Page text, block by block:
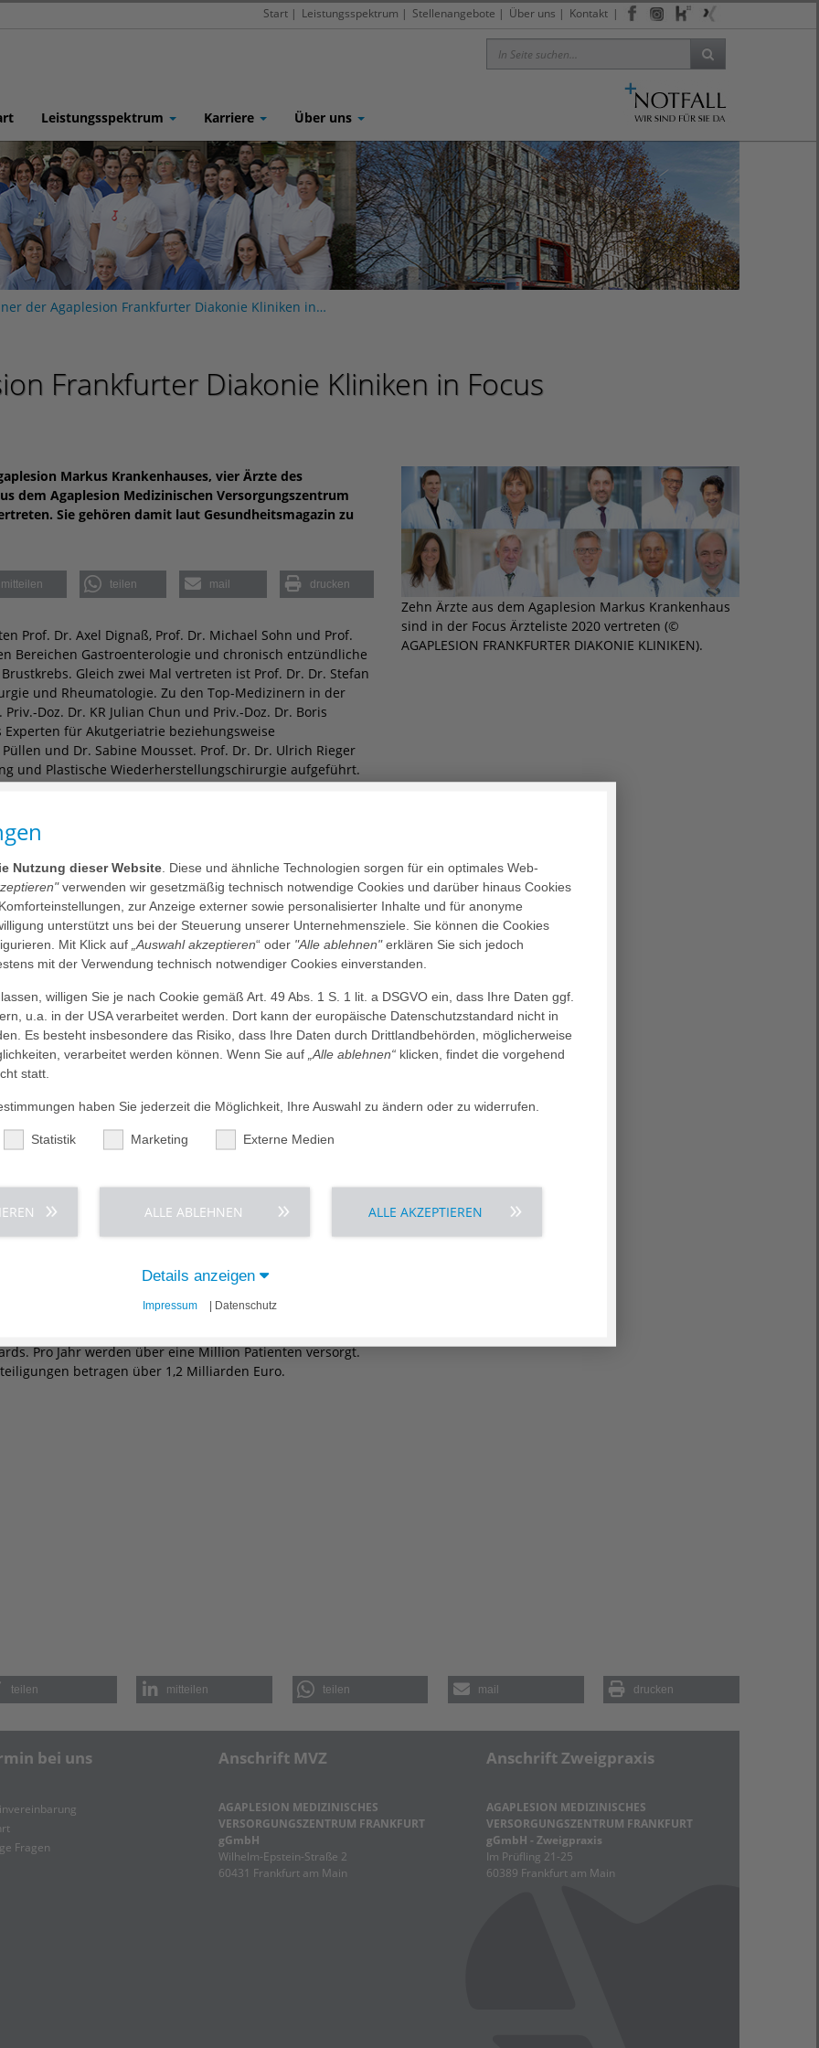
|
Start | Leistungsspektrum | Stellenangebote | Über uns | Kontakt
Leistungsspektrum Karriere Über uns
der Agaplesion Frankfurter Diakonie Kliniken in…
Frankfurter Diakonie Kliniken in Focus
Markus Krankenhauses, vier Ärzte des
dem Agaplesion Medizinischen Versorgungszentrum
Sie gehören damit laut Gesundheitsmagazin zu
mitteilen teilen mail drucken
Prof. Dr. Axel Dignaß, Prof. Dr. Michael Sohn und Prof.
Bereichen Gastroenterologie und chronisch entzündliche
Gleich zwei Mal vertreten ist Prof. Dr. Dr. Stefan
und Rheumatologie. Zu den Top-Medizinern in der
Doz. Dr. KR Julian Chun und Priv.-Doz. Dr. Boris
für Akutgeriatrie beziehungsweise
und Dr. Sabine Mousset. Prof. Dr. Dr. Ulrich Rieger
und Plastische Wiederherstellungschirurgie aufgeführt.
Angiologie aus. Dr. Gisbert Holle und Prof. Dr. Dennis
Dr. Dennis von Heimburg wird darüber hinaus für die
und Lippenkorrektur gelistet.
Frankfurtist Prof. Dr. Peter Grützmacher im Bereich
Focus jedes Jahr die bundesweit besten Mediziner
des richtigen Arztes zu unterstützen. In die Erstellung
von Medizinern und Patienten sowie eigene Recherchen
ein.
mit ihren beiden Krankenhäusern AGAPLESION BETHANIEN
bieten höchste medizinische und pflegerische
Stand. Als evangelische Krankenhäuser mit
persönliche Versorgung und Pflege der Patienten gelegt.
und 70 teilstationäre Plätze. Im Jahr 2019 wurden dort
vor- oder nachstationär behandelt, rund 19.600
Operationen vorgenommen.
2002 in Frankfurt am Main von christlichen
in einer anspruchsvollen
darunter 23 Krankenhausstandorte mit über
3.000 Pflegeplätzen und zusätzlich 885 Betreuten
16 Ambulante Pflegedienste und eine
an 15 Standorten im Bereich Gesundheits- und
Mitarbeiter sorgen für eine patientenorientierte
Pro Jahr werden über eine Million Patienten versorgt.
betragen über 1,2 Milliarden Euro.
Zehn Ärzte aus dem Agaplesion Markus Krankenhaus
sind in der Focus Ärzteliste 2020 vertreten (©
AGAPLESION FRANKFURTER DIAKONIE KLINIKEN).
teilen mitteilen teilen mail drucken
bei uns
Fragen
Anschrift MVZ
AGAPLESION MEDIZINISCHES
VERSORGUNGSZENTRUM FRANKFURT
gGmbH
Wilhelm-Epstein-Straße 2
60431 Frankfurt am Main
Anschrift Zweigpraxis
AGAPLESION MEDIZINISCHES
VERSORGUNGSZENTRUM FRANKFURT
gGmbH - Zweigpraxis
Im Prüfling 21-25
60389 Frankfurt am Main
Nutzung dieser Website . Diese und ähnliche Technologien sorgen für ein optimales Web-
verwenden wir gesetzmäßig technisch notwendige Cookies und darüber hinaus Cookies
zur Anzeige externer sowie personalisierter Inhalte und für anonyme
unterstützt uns bei der Steuerung unserer Unternehmensziele. Sie können die Cookies
Mit Klick auf „Auswahl akzeptieren“ oder "Alle ablehnen"erklären Sie sich jedoch
mit der Verwendung technisch notwendiger Cookies einverstanden.
willigen Sie je nach Cookie gemäß Art. 49 Abs. 1 S. 1 lit. a DSGVO ein, dass Ihre Daten ggf.
u.a. in der USA verarbeitet werden. Dort kann der europäische Datenschutzstandard nicht in
Es besteht insbesondere das Risiko, dass Ihre Daten durch Drittlandbehörden, möglicherweise
verarbeitet werden können. Wenn Sie auf „Alle ablehnen“ klicken, findet die vorgehend
statt.
haben Sie jederzeit die Möglichkeit, Ihre Auswahl zu ändern oder zu widerrufen.
Statistik Marketing Externe Medien
ALLE ABLEHNEN ALLE AKZEPTIEREN
Details anzeigen
Impressum | Datenschutz